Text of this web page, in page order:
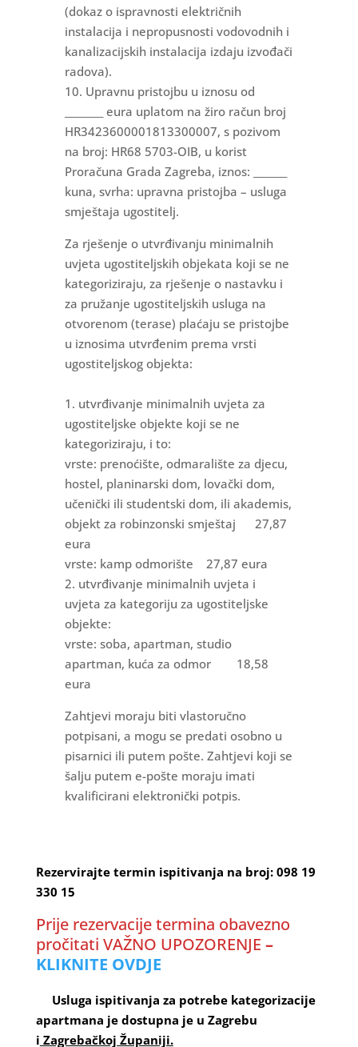
(dokaz o ispravnosti električnih
instalacija i nepropusnosti vodovodnih i
kanalizacijskih instalacija izdaju izvođači
radova).
10. Upravnu pristojbu u iznosu od
________ eura uplatom na žiro račun broj
HR3423600001813300007, s pozivom
na broj: HR68 5703-OIB, u korist
Proračuna Grada Zagreba, iznos: _______
kuna, svrha: upravna pristojba – usluga
smještaja ugostitelj.
Za rješenje o utvrđivanju minimalnih
uvjeta ugostiteljskih objekata koji se ne
kategoriziraju, za rješenje o nastavku i
za pružanje ugostiteljskih usluga na
otvorenom (terase) plaćaju se pristojbe
u iznosima utvrđenim prema vrsti
ugostiteljskog objekta:
1. utvrđivanje minimalnih uvjeta za
ugostiteljske objekte koji se ne
kategoriziraju, i to:
vrste: prenoćište, odmaralište za djecu,
hostel, planinarski dom, lovački dom,
učenički ili studentski dom, ili akademis,
objekt za robinzonski smještaj 27,87
eura
vrste: kamp odmorište 27,87 eura
2. utvrđivanje minimalnih uvjeta i
uvjeta za kategoriju za ugostiteljske
objekte:
vrste: soba, apartman, studio
apartman, kuća za odmor 18,58
eura
Zahtjevi moraju biti vlastoručno
potpisani, a mogu se predati osobno u
pisarnici ili putem pošte. Zahtjevi koji se
šalju putem e-pošte moraju imati
kvalificirani elektronički potpis.
Rezervirajte termin ispitivanja na broj: 098 19
330 15
Prije rezervacije termina obavezno
pročitati VAŽNO UPOZORENJE –
KLIKNITE OVDJE
Usluga ispitivanja za potrebe kategorizacije
apartmana je dostupna je u Zagrebu
i Zagrebačkoj Županiji.